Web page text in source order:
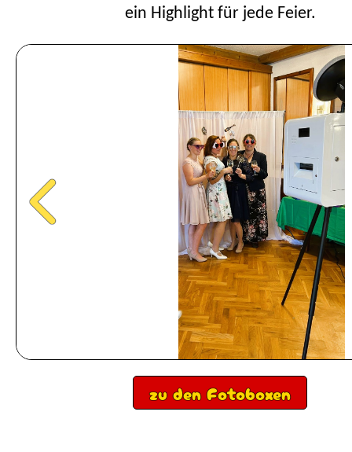
ein Highlight für jede Feier.
zu den Fotoboxen